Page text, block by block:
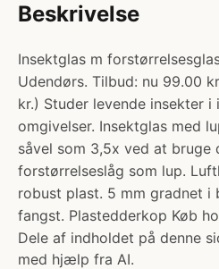
Beskrivelse
Insektglas m
Udendørs. Tilbud: nu 99.00
kr.) Studer levende insekter i
omgivelser. Insektglas med
såvel som 3,5x ved at bruge
forstørrelseslåg som lup.
robust plast. 5 mm gradnet i
fangst. Plastedderkop Køb
Dele af indholdet på denne
med hjælp fra AI.